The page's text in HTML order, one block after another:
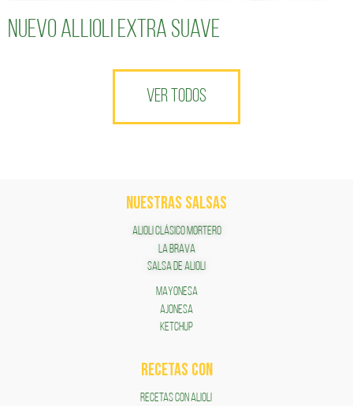
Nuevo Allioli Extra Suave
VER TODOS
NUESTRAS SALSAS
ALIOLI CLÁSICO MORTERO
LA BRAVA
SALSA DE ALIOLI
MAYONESA
AJONESA
KETCHUP
RECETAS COn
RECETAS CON ALIOLI